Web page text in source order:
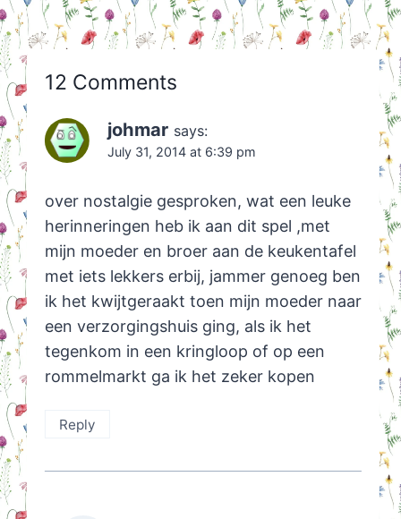
12 Comments
johmar says:
July 31, 2014 at 6:39 pm
over nostalgie gesproken, wat een leuke
herinneringen heb ik aan dit spel ,met
mijn moeder en broer aan de keukentafel
met iets lekkers erbij, jammer genoeg ben
ik het kwijtgeraakt toen mijn moeder naar
een verzorgingshuis ging, als ik het
tegenkom in een kringloop of op een
rommelmarkt ga ik het zeker kopen
Reply